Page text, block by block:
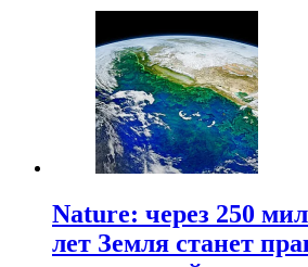
Nature: через 250
лет Земля станет